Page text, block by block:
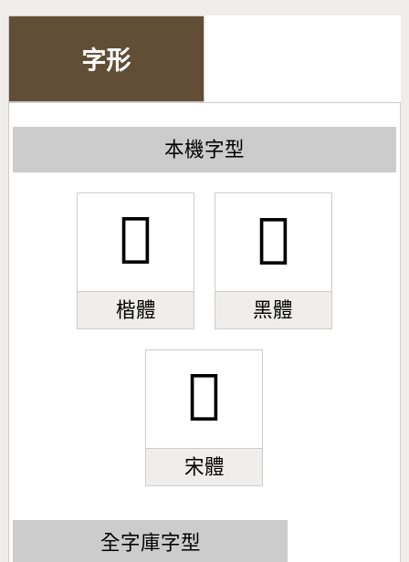
字形
本機字型
𣀞
楷體
𣀞
黑體
𣀞
宋體
全字庫字型